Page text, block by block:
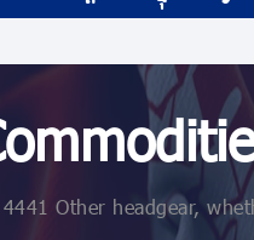
Other headgear,